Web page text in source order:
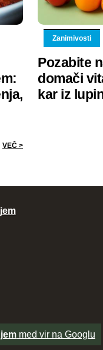
VEČ >
Zanimivosti
Pozabite
domači
kar iz
med vir na Googlu